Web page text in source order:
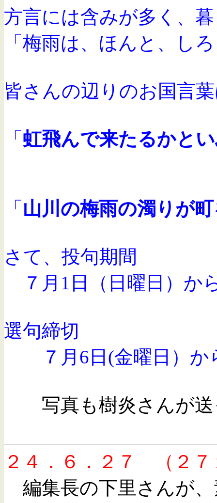
方言には含みが多く、
「梅雨は、ほんと、し
皆さんの辺りのお国言
「 虹飛んで来たるかと
「 山川の梅雨の濁りが
さて、投句期間
７月1日（日曜日）か
選句締切
７月6日(金曜日）か
写真も樹炎さんが送
２４．６．２７ （２７
編集長の下里さんが